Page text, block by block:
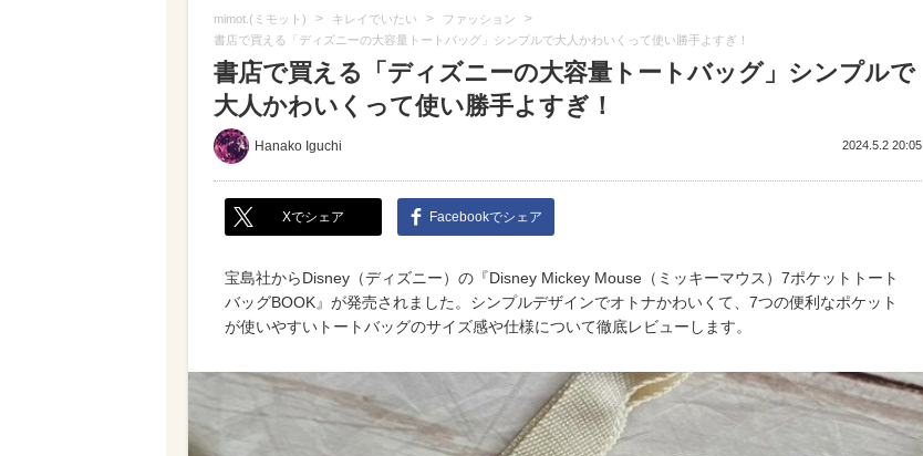
mimot.(ミモット) > キレイでいたい > ファッション >
書店で買える「ディズニーの大容量トートバッグ」シンプルで大人かわいくって使い勝手よすぎ！
書店で買える「ディズニーの大容量トートバッグ」シンプルで
大人かわいくって使い勝手よすぎ！
Hanako Iguchi 2024.5.2 20:05
Xでシェア Facebookでシェア
宝島社からDisney（ディズニー）の『Disney Mickey Mouse（ミッキーマウス）7ポケットトート
バッグBOOK』が発売されました。シンプルデザインでオトナかわいくて、7つの便利なポケット
が使いやすいトートバッグのサイズ感や仕様について徹底レビューします。